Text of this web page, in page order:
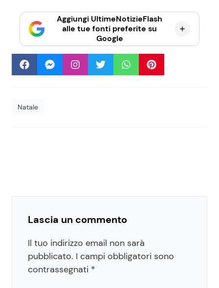
Aggiungi UltimeNotizieFlash
alle tue fonti preferite su
Google
Natale
Lascia un commento
Il tuo indirizzo email non sarà
pubblicato. I campi obbligatori sono
contrassegnati *